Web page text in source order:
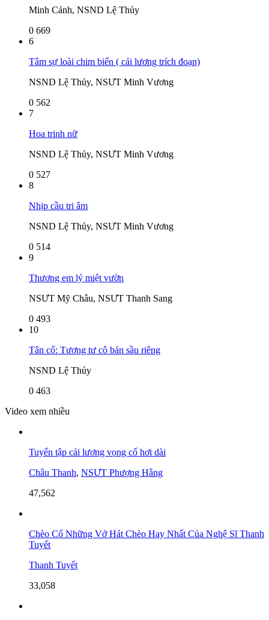
Minh Cảnh, NSND Lệ Thủy
0 669
6
Tâm sự loài chim biển ( cải lương trích đoạn)
NSND Lệ Thủy, NSƯT Minh Vương
0 562
7
Hoa trinh nữ
NSND Lệ Thủy, NSƯT Minh Vương
0 527
8
Nhịp cầu tri âm
NSND Lệ Thủy, NSƯT Minh Vương
0 514
9
Thương em lý miệt vườn
NSƯT Mỹ Châu, NSƯT Thanh Sang
0 493
10
Tân cổ: Tương tư cô bán sầu riêng
NSND Lệ Thủy
0 463
Video xem nhiều
Tuyển tập cải lương vọng cổ hơi dài
Châu Thanh, NSƯT Phượng Hằng
47,562
Chèo Cổ Những Vở Hát Chèo Hay Nhất Của Nghệ Sĩ Thanh
Tuyết
Thanh Tuyết
33,058